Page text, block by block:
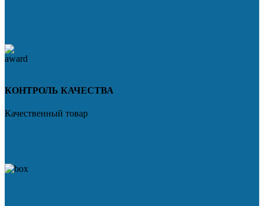
КОНТРОЛЬ КАЧЕСТВА
Качественный товар